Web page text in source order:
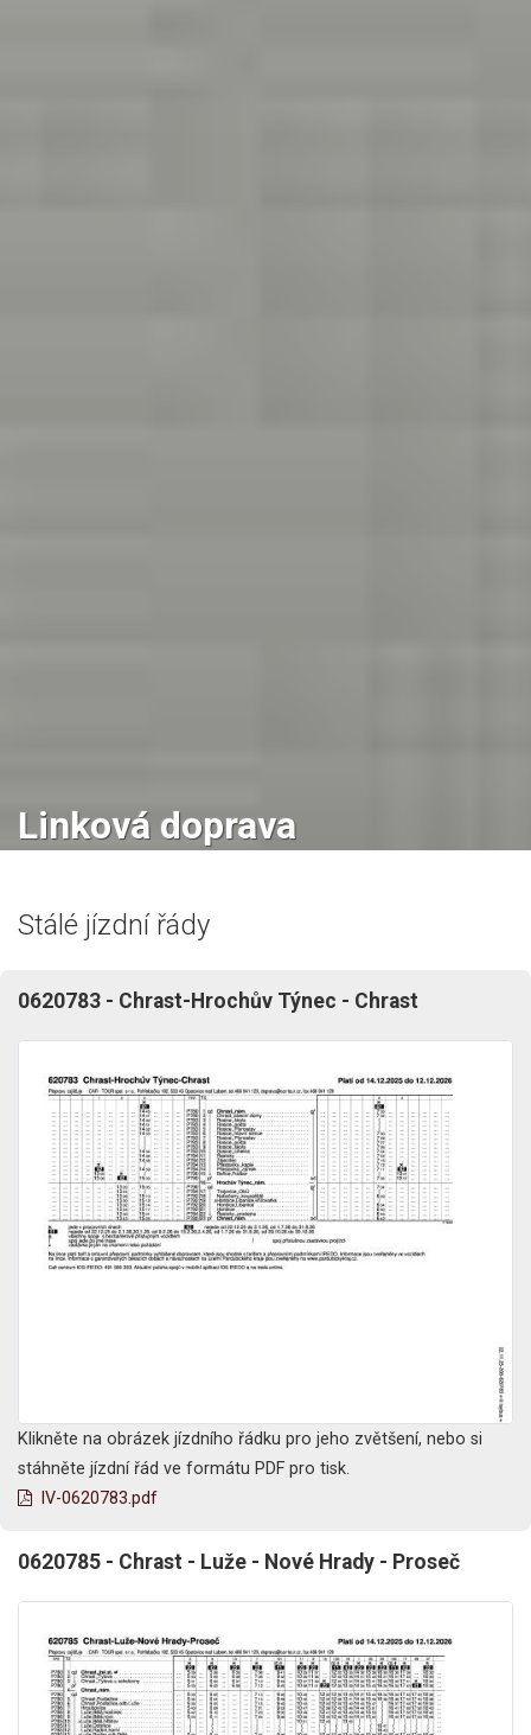
Linková doprava
Stálé jízdní řády
0620783 - Chrast-Hrochův Týnec - Chrast
Klikněte na obrázek jízdního řádku pro jeho zvětšení, nebo si
stáhněte jízdní řád ve formátu PDF pro tisk.
lV-0620783.pdf
0620785 - Chrast - Luže - Nové Hrady - Proseč